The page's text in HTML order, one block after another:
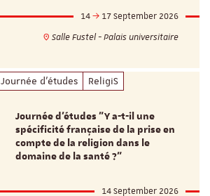
14
17 September 2026
Salle Fustel - Palais universitaire
Journée d'études ReligiS
Journée d’études "Y a-t-il une
spécificité française de la prise en
compte de la religion dans le
domaine de la santé ?"
14 September 2026